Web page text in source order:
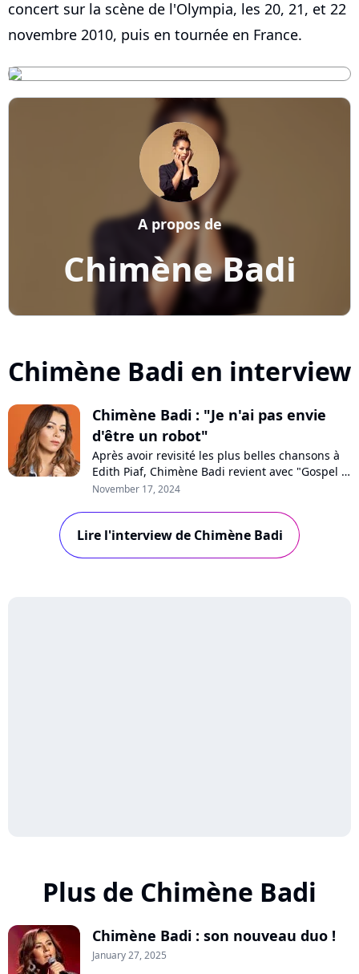
concert sur la scène de l'Olympia, les 20, 21, et 22
novembre 2010, puis en tournée en France.
Chimène Badi
A propos de
Chimène Badi en interview
Chimène Badi : "Je n'ai pas envie
d'être un robot"
Après avoir revisité les plus belles chansons à
Edith Piaf, Chimène Badi revient avec "Gospel &
Soul, la voix et l'âme", un album concept mêlant
chanteuse, libre et épanouie, revendique suivre
son instinct : "On se bagarre pour défendre nos
November 17, 2024
Lire l'interview de Chimène Badi
Plus de Chimène Badi
Chimène Badi : son nouveau duo !
January 27, 2025